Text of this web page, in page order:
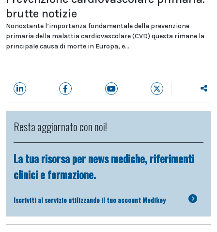
brutte notizie
Nonostante l’importanza fondamentale della prevenzione
primaria della malattia cardiovascolare (CVD) questa rimane la
principale causa di morte in Europa, e...
Resta aggiornato con noi!
La tua risorsa per news mediche, riferimenti
clinici e formazione.
Iscriviti al servizio utilizzando il tuo account Medikey